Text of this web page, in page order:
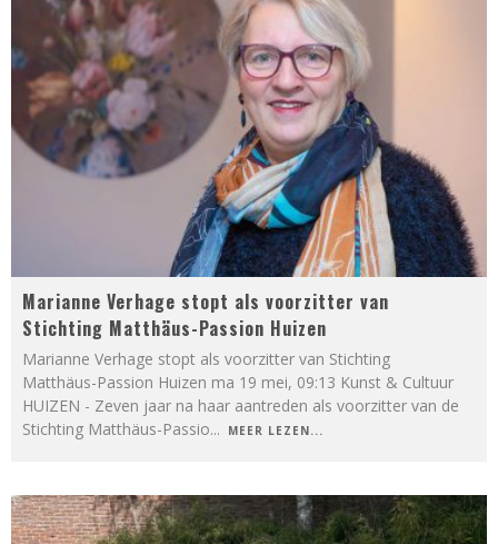
Marianne Verhage stopt als voorzitter van
Stichting Matthäus-Passion Huizen
Marianne Verhage stopt als voorzitter van Stichting
Matthäus-Passion Huizen ma 19 mei, 09:13 Kunst & Cultuur
HUIZEN - Zeven jaar na haar aantreden als voorzitter van de
Stichting Matthäus-Passio... MEER LEZEN...